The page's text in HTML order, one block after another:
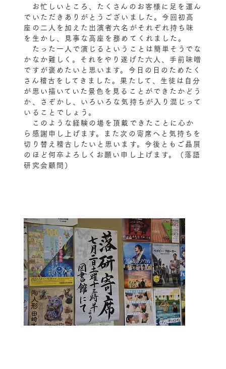
お忙しいところ、たくさんのお客様に足を運ん
でいただきありがとうございました。今回初高
座の二人を加えた出演者六名がそれぞれ持ち味
を生かし、見事な高座を務めてくれました。
たった一人で演じるということは簡単そうでな
かなか難しく。それをやり遂げた六人、手前味噌
ですが褒めたいと思います。今日の日のためたく
さん稽古をしてきました。果たして、生徒は自分
が思い描いていた景色を見ることができたかどう
か、さぞかし、いろいろな気持ちが入り混じって
いることでしょう。
このような経験の場を頂戴できたことに心か
ら感謝申し上げます。また次の寄席へと気持ちを
切り替え稽古したいと思います。今後ともご贔屓
のほど何卒よろしくお願い申し上げます。（落語
研究会顧問）